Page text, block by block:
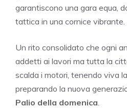
garantiscono una gara equa,
tattica in una cornice vibrante.
Un rito consolidato che ogni
addetti ai lavori ma tutta la
scalda i motori, tenendo viva
preparando la nuova
Palio della domenica